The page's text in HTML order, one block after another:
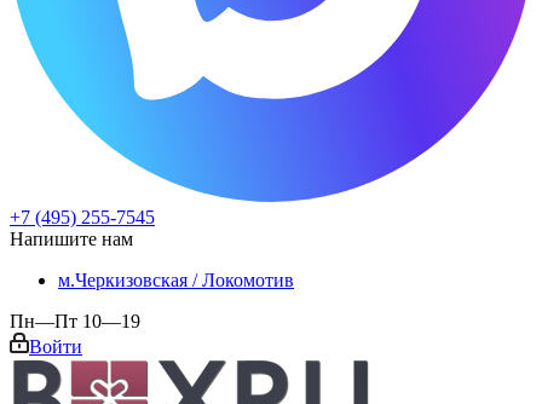
+7 (495) 255-7545
Напишите нам
м.Черкизовская / Локомотив
Пн—Пт 10—19
Войти